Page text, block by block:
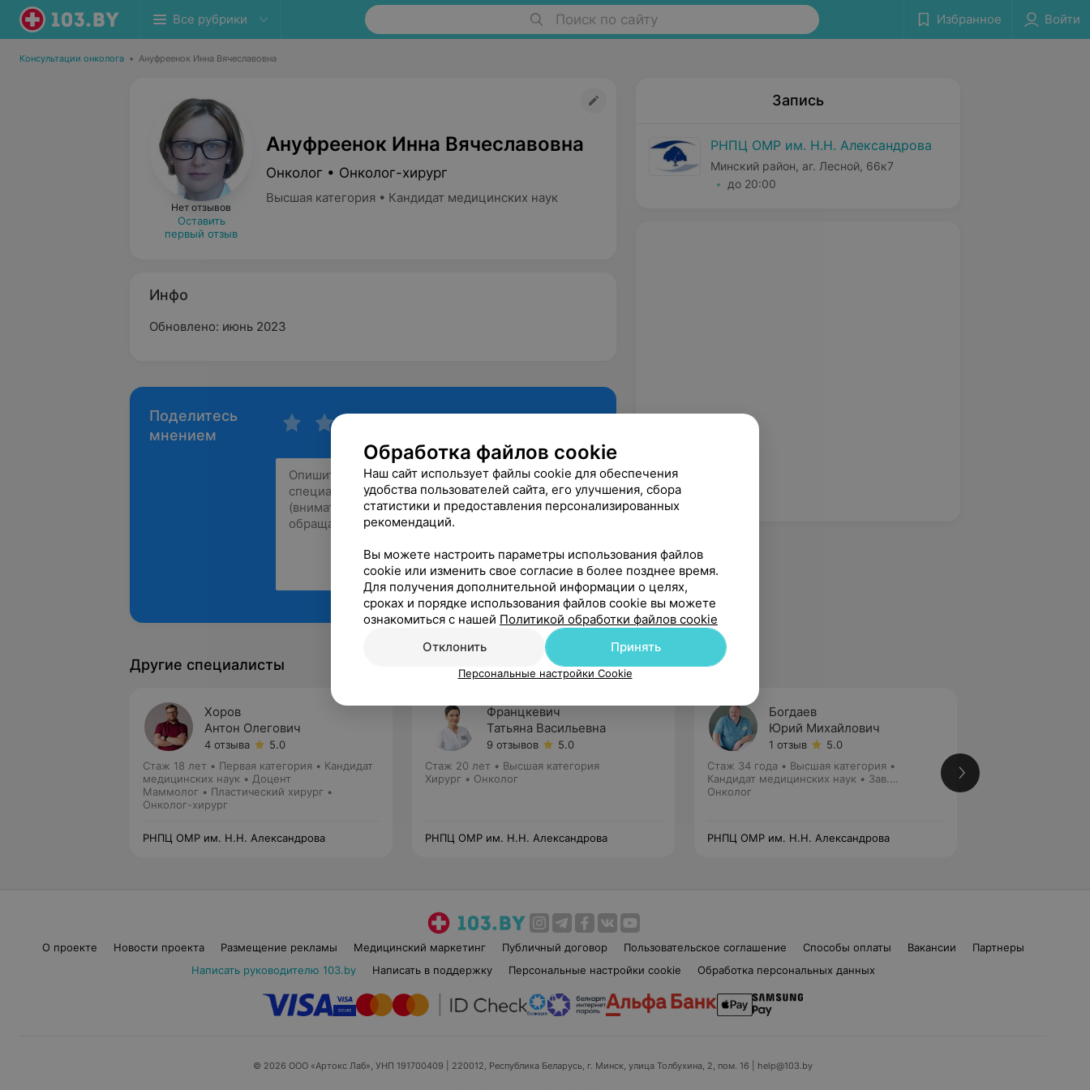
Все рубрики Поиск по сайту Избранное Войти
Консультации онколога • Ануфреенок Инна Вячеславовна
Нет отзывов
Оставить
первый отзыв
Ануфреенок Инна Вячеславовна
Онколог • Онколог-хирург
Высшая категория • Кандидат медицинских наук
Инфо
Обновлено: июнь 2023
Поделитесь
мнением
Рекомендую
Запись
РНПЦ ОМР им. Н.Н. Александрова
Минский район, аг. Лесной, 66к7
до 20:00
Другие специалисты
Хоров
Антон Олегович
4 отзыва
5.0
Стаж 18 лет • Первая категория • Кандидат
медицинских наук • Доцент
Маммолог • Пластический хирург •
Онколог-хирург
РНПЦ ОМР им. Н.Н. Александрова
Францкевич
Татьяна Васильевна
9 отзывов
5.0
Стаж 20 лет • Высшая категория
Хирург • Онколог
РНПЦ ОМР им. Н.Н. Александрова
Богдаев
Юрий Михайлович
1 отзыв
5.0
Стаж 34 года • Высшая категория •
Кандидат медицинских наук • Зав.
отделением
Онколог
РНПЦ ОМР им. Н.Н. Александрова
О проекте Новости проекта Размещение рекламы Медицинский маркетинг Публичный договор Пользовательское соглашение Способы оплаты Вакансии
Партнеры
Написать руководителю 103.by
Написать в поддержку Персональные настройки cookie Обработка персональных данных
© 2026 ООО «Артокс Лаб», УНП 191700409 | 220012, Республика Беларусь, г. Минск, улица Толбухина, 2, пом. 16 | help@103.by
Обработка файлов cookie
Наш сайт использует файлы cookie для обеспечения
удобства пользователей сайта, его улучшения, сбора
статистики и предоставления персонализированных
рекомендаций.
Вы можете настроить параметры использования файлов
cookie или изменить свое согласие в более позднее время.
Для получения дополнительной информации о целях,
сроках и порядке использования файлов cookie вы можете
ознакомиться с нашей Политикой обработки файлов cookie
Отклонить
Принять
Персональные настройки Cookie